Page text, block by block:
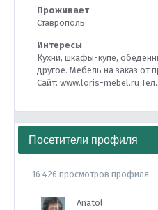
Проживает
Ставрополь
Интересы
Кухни, шкафы-купе,
другое. Мебель на заказ от
Сайт: www.loris-mebel.ru
Посетители профиля
16 426 просмотров профиля
Anatol